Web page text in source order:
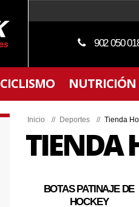
902 050
CICLISMO NUTRICIÓN
Inicio // Deportes // Tienda
TIENDA
BOTAS PATINAJE DE
HOCKEY